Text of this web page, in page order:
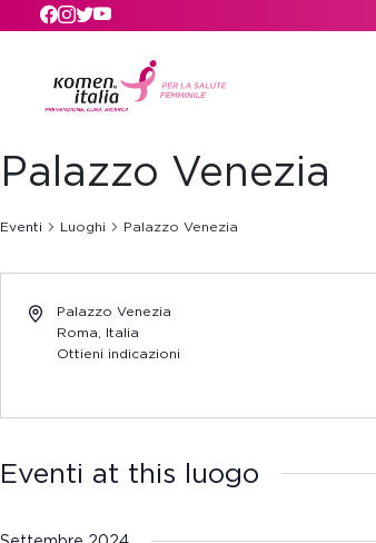
Skip to main content
Palazzo Venezia
Eventi Luoghi Palazzo Venezia
Palazzo Venezia
Roma, Italia
Ottieni indicazioni
Eventi at this luogo